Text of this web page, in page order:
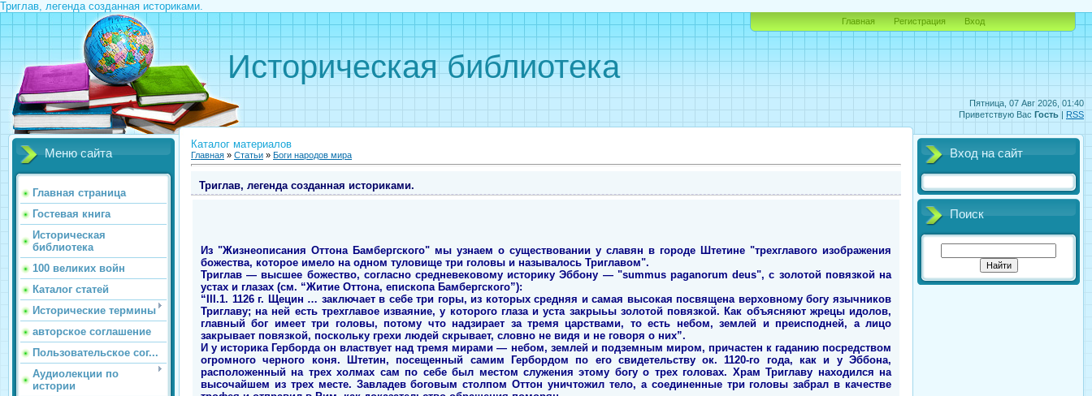
Триглав, легенда созданная историками.
Пятница, 07 Авг 2026, 01:40
Приветствую Вас Гость | RSS
Историческая библиотека
Главная Регистрация Вход
Меню сайта
Главная страница
Гостевая книга
Историческая
библиотека
100 великих войн
Каталог статей
Исторические термины
авторское соглашение
Пользовательское сог...
Аудиолекции по
истории
Каталог материалов
Главная » Статьи » Боги народов мира
Триглав, легенда созданная историками.
Из "Жизнеописания Оттона Бамбергского" мы узнаем о существовании у славян в городе Штетине "трехглавого изображения
божества, которое имело на одном туловище три головы и называлось Триглавом".
Триглав — высшее божество, согласно средневековому историку Эббону — "summus paganorum deus", с золотой повязкой на
устах и глазах (см. “Житие Оттона, епископа Бамбергского”):
“III.1. 1126 г. Щецин … заключает в себе три горы, из которых средняя и самая высокая посвящена верховному богу язычников
Триглаву; на ней есть трехглавое изваяние, у которого глаза и уста закрыьы золотой повязкой. Как объясняют жрецы идолов,
главный бог имеет три головы, потому что надзирает за тремя царствами, то есть небом, землей и преисподней, а лицо
закрывает повязкой, поскольку грехи людей скрывает, словно не видя и не говоря о них”.
И у историка Герборда он властвует над тремя мирами — небом, землей и подземным миром, причастен к гаданию посредством
огромного черного коня. Штетин, посещенный самим Гербордом по его свидетельству ок. 1120-го года, как и у Эббона,
расположенный на трех холмах сам по себе был местом служения этому богу о трех головах. Храм Триглаву находился на
высочайшем из трех месте. Завладев боговым столпом Оттон уничтожил тело, а соединенные три головы забрал в качестве
Вход на сайт
Поиск